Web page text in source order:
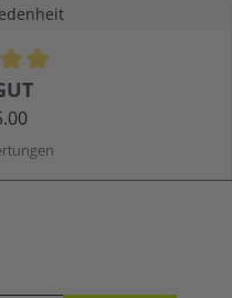
von 5 Sternen